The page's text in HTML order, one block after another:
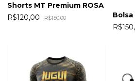
Shorts MT Premium ROSA
R$120,00
R$150,00
Bolsa